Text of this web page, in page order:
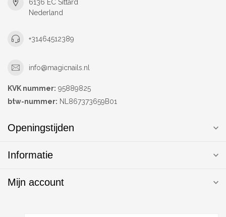
6136 EC Sittard
Nederland
+31464512389
info@magicnails.nl
KVK nummer: 95889825
btw-nummer: NL867373659B01
Openingstijden
Informatie
Mijn account